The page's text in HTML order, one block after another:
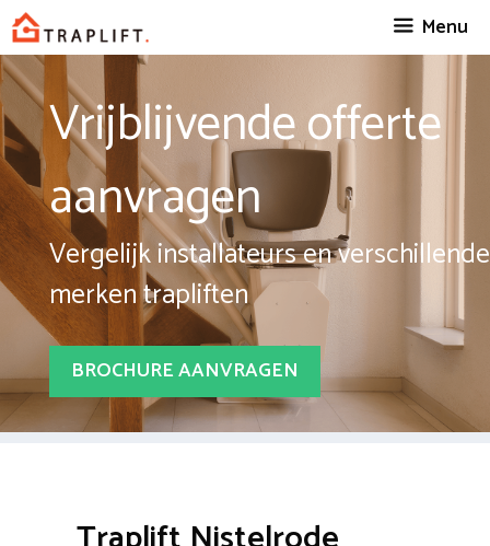
Spring
naar
inhoud
Menu
Vrijblijvende offerte
aanvragen
Vergelijk installateurs en verschillende
merken trapliften
BROCHURE AANVRAGEN